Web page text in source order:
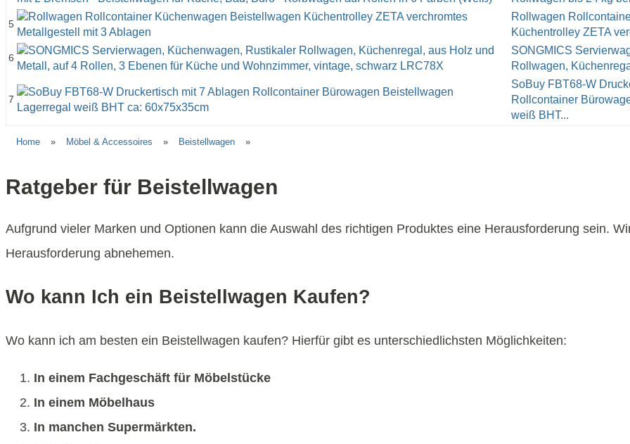
5
Rollwagen
Küchentrolley ZETA
6
SONGMICS
Rollwagen,
7
SoBuy FBT68-W
Rollcontainer
weiß BHT...
Home » Möbel & Accessoires » Beistellwagen »
Ratgeber für Beistellwagen
Aufgrund vieler Marken und Optionen kann die Auswahl des richtigen Produktes eine Herausforderung sein.
Herausforderung abnehemen.
Wo kann Ich ein Beistellwagen Kaufen?
Wo kann ich am besten ein Beistellwagen kaufen? Hierfür gibt es unterschiedlichsten Möglichkeiten:
In einem Fachgeschäft für Möbelstücke
In einem Möbelhaus
In manchen Supermärkten.